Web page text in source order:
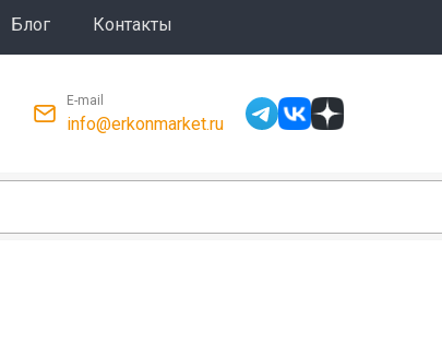
Блог Контакты
E-mail
info@erkonmarket.ru